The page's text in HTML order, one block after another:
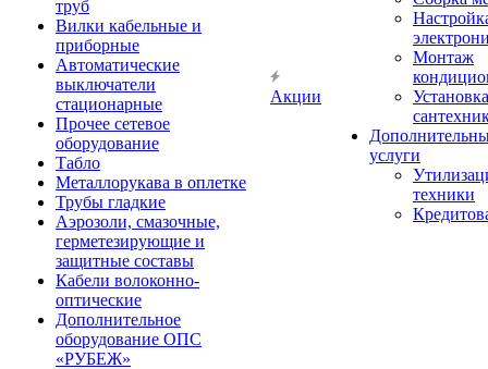
труб
Вилки кабельные и
приборные
Автоматические
выключатели
стационарные
Прочее сетевое
оборудование
Табло
Металлорукава в оплетке
Трубы гладкие
Аэрозоли, смазочные,
герметезирующие и
защитные составы
Кабели волоконно-
оптические
Дополнительное
оборудование ОПС
«РУБЕЖ»
Акции
Монтаж
Установка
услуги
техники